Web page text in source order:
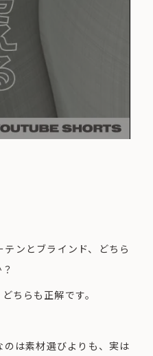
ンとブラインド、どちら
ちらも正解です。
は素材選びよりも、実は